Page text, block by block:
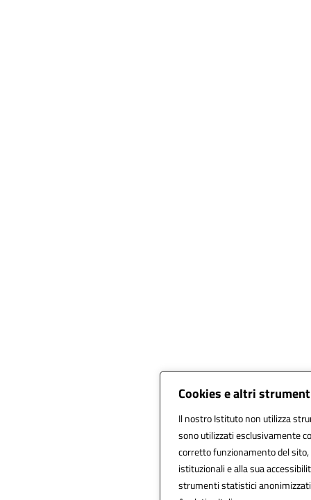
Cookies e altri
Il nostro Istituto non utilizza
sono utilizzati esclusivamente
corretto funzionamento del
istituzionali e alla sua
strumenti statistici